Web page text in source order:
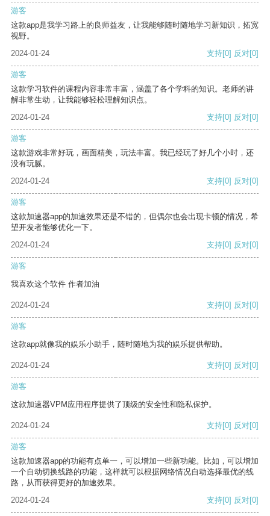
游客
这款app是我学习路上的良师益友，让我能够随时随地学习新知识，拓宽
视野。
2024-01-24
支持[0] 反对[0]
游客
这款学习软件的课程内容非常丰富，涵盖了各个学科的知识。老师的讲
解非常生动，让我能够轻松理解知识点。
2024-01-24
支持[0] 反对[0]
游客
这款游戏非常好玩，画面精美，玩法丰富。我已经玩了好几个小时，还
没有玩腻。
2024-01-24
支持[0] 反对[0]
游客
这款加速器app的加速效果还是不错的，但偶尔也会出现卡顿的情况，希
望开发者能够优化一下。
2024-01-24
支持[0] 反对[0]
游客
我喜欢这个软件 作者加油
2024-01-24 支持[0] 反对[0]
游客
这款app就像我的娱乐小助手，随时随地为我的娱乐提供帮助。
2024-01-24 支持[0] 反对[0]
游客
这款加速器VPM应用程序提供了顶级的安全性和隐私保护。
2024-01-24 支持[0] 反对[0]
游客
这款加速器app的功能有点单一，可以增加一些新功能。比如，可以增加
一个自动切换线路的功能，这样就可以根据网络情况自动选择最优的线
路，从而获得更好的加速效果。
2024-01-24
支持[0] 反对[0]